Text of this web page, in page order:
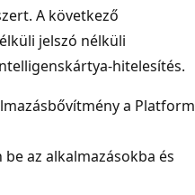
A következő
jelszó nélküli
hitelesítés.
a Platform
az alkalmazásokba és